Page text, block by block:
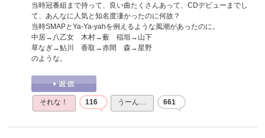
当時冠番組まで持って、良い曲たくさんあって、CDデビューまでし
て、あんなに人気と知名度凄かったのに何故？
当時SMAPとYa-Ya-yahを例えるような風潮があったのに。
中居→八乙女 木村→薮 稲垣→山下
草なぎ→鮎川 香取→赤間 森→星野
のような。
それな！ 116 うーん… 661